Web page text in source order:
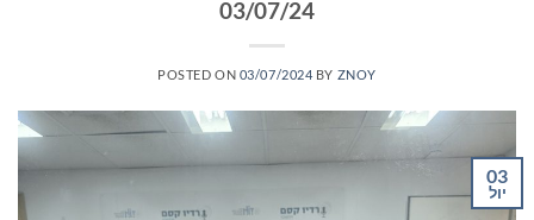
03/07/24
POSTED ON 03/07/2024 BY ZNOY
03
יול